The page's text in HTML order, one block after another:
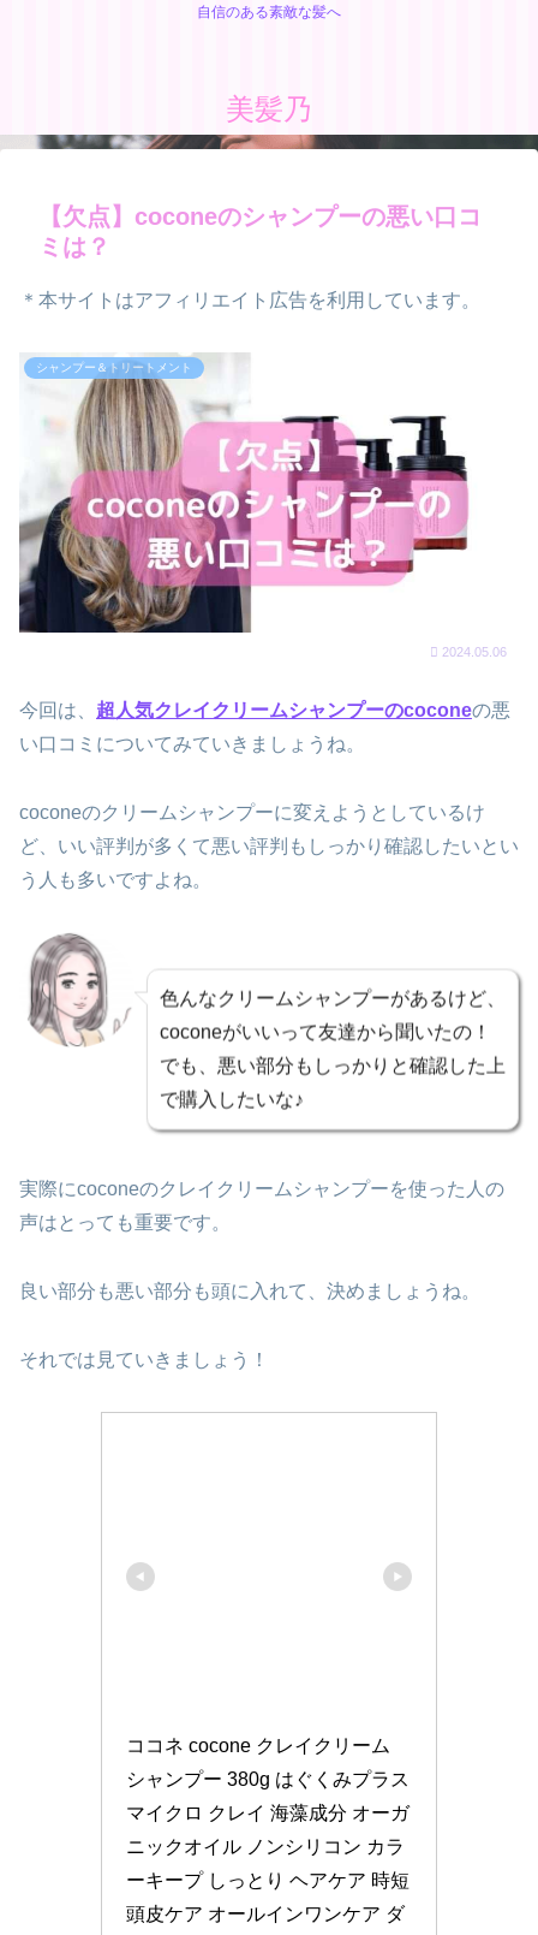
自信のある素敵な髪へ
美髪乃
【欠点】coconeのシャンプーの悪い口コ
ミは？
＊本サイトはアフィリエイト広告を利用しています。
シャンプー＆トリートメント
2024.05.06
今回は、 超人気クレイクリームシャンプーのcoconeの悪
い口コミについてみていきましょうね。
coconeのクリームシャンプーに変えようとしているけ
ど、いい評判が多くて悪い評判もしっかり確認したいとい
う人も多いですよね。
色んなクリームシャンプーがあるけど、
coconeがいいって友達から聞いたの！
でも、悪い部分もしっかりと確認した上
で購入したいな♪
実際にcoconeのクレイクリームシャンプーを使った人の
声はとっても重要です。
良い部分も悪い部分も頭に入れて、決めましょうね。
それでは見ていきましょう！
ココネ cocone クレイクリーム
シャンプー 380g はぐくみプラス
マイクロ クレイ 海藻成分 オーガ
ニックオイル ノンシリコン カラ
ーキープ しっとり ヘアケア 時短
頭皮ケア オールインワンケア ダ